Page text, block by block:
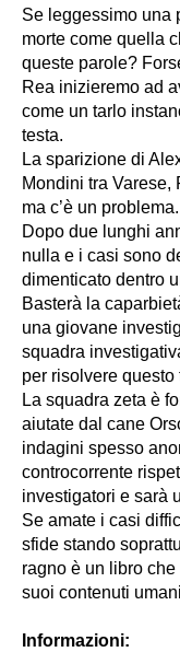
Se leggessimo una
morte come quella
queste parole?
Rea inizieremo ad
come un tarlo
testa.
La sparizione di
Mondini tra Varese,
ma c’è un problema.
Dopo due lunghi
nulla e i casi sono
dimenticato dentro
Basterà la
una giovane
squadra
per risolvere
La squadra zeta è
aiutate dal cane
indagini spesso
controcorrente
investigatori e sarà
Se amate i casi
sfide stando
ragno è un libro
suoi contenuti
Informazioni: